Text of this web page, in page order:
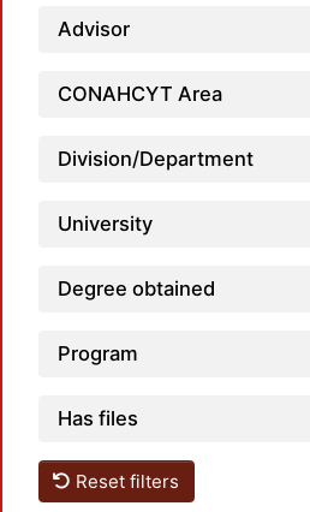
Advisor
CONAHCYT Area
Division/Department
University
Degree obtained
Program
Has files
Reset filters